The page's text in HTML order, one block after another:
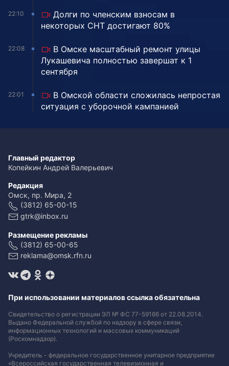
22:10
Долги по членским взносам в
некоторых СНТ достигают 80%
22:08
В Омске масштабный ремонт улицы
Лукашевича полностью завершат к 1
сентября
22:01
В Омской области сложилась непростая
ситуация с уборочной кампанией
Главный редактор
Копейкин Андрей Валерьевич
Редакция
Омск, пр. Мира, 2
(3812) 65-00-15
gtrk@inbox.ru
Размещение рекламы
(3812) 65-00-65
reklama@omsk.rfn.ru
При использовании материалов ссылка обязательна
Свидетельство о регистрации ЭЛ № ФС 77-59166 от 22.08.2014.
Выдано Федеральной службой по надзору в сфере связи,
информационных технологий и массовых коммуникаций
(Роскомнадзор).
Учредитель - федеральное государственное унитарное предприятие
«Всероссийская государственная телевизионная и